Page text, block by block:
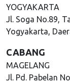
YOGYAKARTA
Jl. Soga No.89,
Yogyakarta,
CABANG
MAGELANG
Jl. Pd. Pabelan